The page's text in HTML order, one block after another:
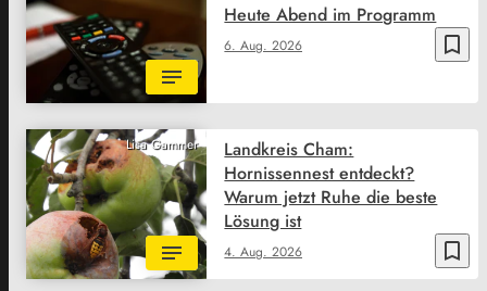
bookmark_border
6. Aug. 2026
Heute Abend im Programm
Lisa Gammer
bookmark_border
4. Aug. 2026
Landkreis Cham:
Hornissennest entdeckt?
Warum jetzt Ruhe die beste
Lösung ist